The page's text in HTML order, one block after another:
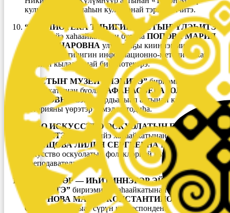
культура дыбарыаһын культурнай тэрийээччитэ.
“БИБЛИОТЕКА ТИҺИГИН БАСТЫҤ ҮЛЭҺИТЭ”
бириэмийэ хаһаайкатынан буоллаПОПОВА МАРИЯ
КОММУНАРОВНА улуустааҕы кииннэммит
библиотека тиһигин информационно-методическай
киинин кылаабынай библиотекэрэ.
“БАСТЫҤ МУЗЕЙ ҮЛЭҺИТЭ”бириэмийэ
хаһаайкатынан буолла
АФАНАСЬЕВА ЮЛИЯ
ИВАНОВНА
Сэһэн Ардьакыап аатынан кыраайы-
историяны үөрэтэр түмэл методиһа.
“ОҔО ИСКУССТВО ОСКУОЛАТЫН БАСТЫҤ
ҮЛЭҺИТЭ”
бириэмийэ хаһаайкатынан буолла
СЛЕПЦОВА ЛИЛИЯ СЕРГЕЕВНАБороҕоннооҕу оҕо
искусство оскуолатын фольклорнай кылааһын
преподавателэ.
“КӨРДӨРӨР — ИҺИТИННЭРЭР ЭЙГЭ БАСТЫҤ
ҮЛЭҺИТЭ” бириэмийэ хаһаайкатынан буолла
АРГУНОВА МАРИЯ КОНСТАНТИНОВНА“Мүрү
Саһарҕата” хаһыат сүрүн корреспондена.